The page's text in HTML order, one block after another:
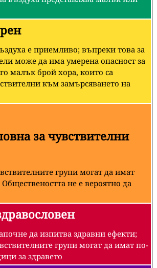
е приемливо; въпреки това за
може да има умерена опасност за
малък брой хора, които са
към замърсяването на
за чувствителни
групи могат да имат
не е вероятно да
да изпитва здравни ефекти;
групи могат да имат по-
за здравето